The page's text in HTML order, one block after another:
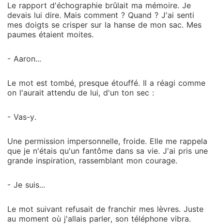
Le rapport d'échographie brûlait ma mémoire. Je
devais lui dire. Mais comment ? Quand ? J'ai senti
mes doigts se crisper sur la hanse de mon sac. Mes
paumes étaient moites.
- Aaron...
Le mot est tombé, presque étouffé. Il a réagi comme
on l'aurait attendu de lui, d'un ton sec :
- Vas-y.
Une permission impersonnelle, froide. Elle me rappela
que je n'étais qu'un fantôme dans sa vie. J'ai pris une
grande inspiration, rassemblant mon courage.
- Je suis...
Le mot suivant refusait de franchir mes lèvres. Juste
au moment où j'allais parler, son téléphone vibra.